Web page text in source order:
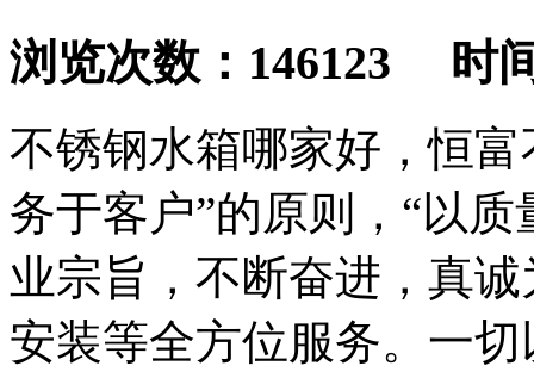
浏览次数：146123 时
不锈钢水箱哪家好，恒
务于客户”的原则，“以
业宗旨，不断奋进，真
安装等全方位服务。一